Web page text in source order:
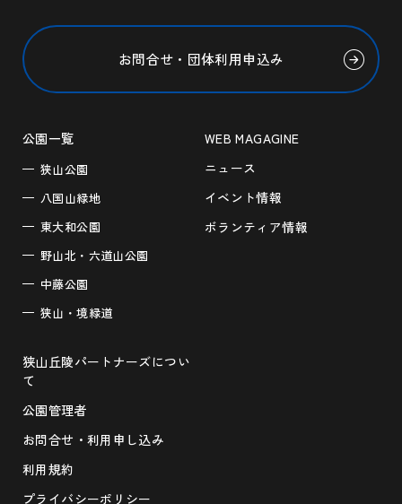
お問合せ・団体利用申込み
公園一覧
狭山公園
八国山緑地
東大和公園
野山北・六道山公園
中藤公園
狭山・境緑道
WEB MAGAGINE
ニュース
イベント情報
ボランティア情報
狭山丘陵パートナーズについ
て
公園管理者
お問合せ・利用申し込み
利用規約
プライバシーポリシー